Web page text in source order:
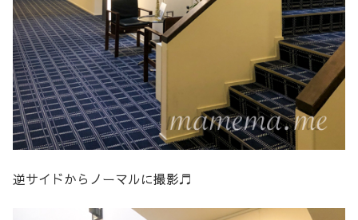
逆サイドからノーマルに撮影♬